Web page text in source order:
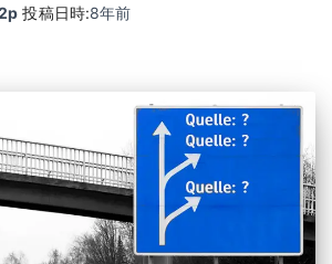
投稿日時:8年前